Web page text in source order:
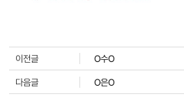
이전글 O수O
다음글 O은O